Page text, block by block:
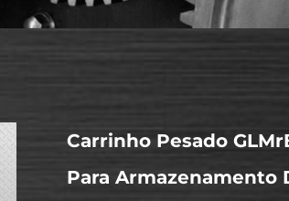
Carrinho Pesado
Para Armazenamento